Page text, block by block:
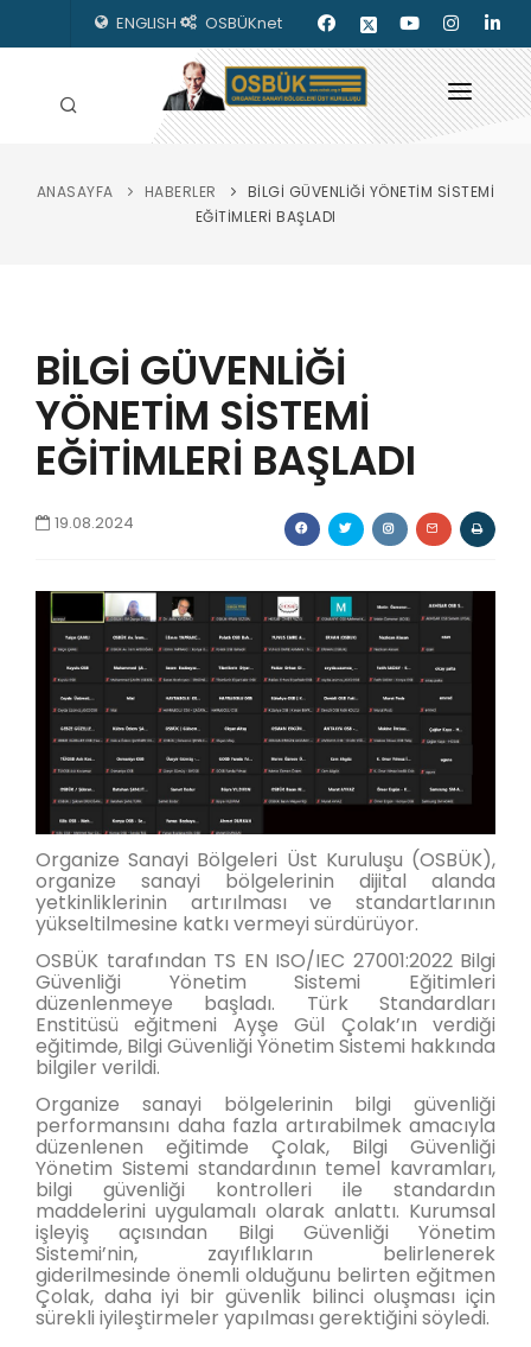
ENGLISH OSBÜKnet
HAKKIMIZDA
KILAVUZLAR
YAYINLARIMIZ
ENERJİ İZLEME
İLETİŞİM
ANASAYFA HABERLER
BİLGİ GÜVENLİĞİ YÖNETİM SİSTEMİ
EĞİTİMLERİ BAŞLADI
BİLGİ GÜVENLİĞİ
YÖNETİM SİSTEMİ
EĞİTİMLERİ BAŞLADI
19.08.2024
Organize Sanayi Bölgeleri Üst Kuruluşu (OSBÜK),
organize sanayi bölgelerinin dijital alanda
yetkinliklerinin artırılması ve standartlarının
yükseltilmesine katkı vermeyi sürdürüyor.
OSBÜK tarafından TS EN ISO/IEC 27001:2022 Bilgi
Güvenliği Yönetim Sistemi Eğitimleri
düzenlenmeye başladı. Türk Standardları
Enstitüsü eğitmeni Ayşe Gül Çolak’ın verdiği
eğitimde, Bilgi Güvenliği Yönetim Sistemi hakkında
bilgiler verildi.
Organize sanayi bölgelerinin bilgi güvenliği
performansını daha fazla artırabilmek amacıyla
düzenlenen eğitimde Çolak, Bilgi Güvenliği
Yönetim Sistemi standardının temel kavramları,
bilgi güvenliği kontrolleri ile standardın
maddelerini uygulamalı olarak anlattı. Kurumsal
işleyiş açısından Bilgi Güvenliği Yönetim
Sistemi’nin, zayıflıkların belirlenerek
giderilmesinde önemli olduğunu belirten eğitmen
Çolak, daha iyi bir güvenlik bilinci oluşması için
sürekli iyileştirmeler yapılması gerektiğini söyledi.